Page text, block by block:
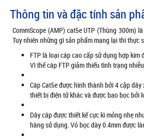
Thông tin và đặc tính sản
CommScope (AMP) cat5e UTP (Thùng 300m)
Tuy nhiên những gì sản phẩm mang lại thì thực
FTP là loại cáp cao cấp sử dụng hợp
Vì thế cáp FTP giảm thiểu tình trạng
Cáp Cat5e được hình thành bởi 4 cặp
thiết bị điện tử khác và được bao bọc bởi
Dây cáp được thiết kế cực kì mỏng nhẹ
hàng sử dụng. Vỏ bọc dày 0.4mm được